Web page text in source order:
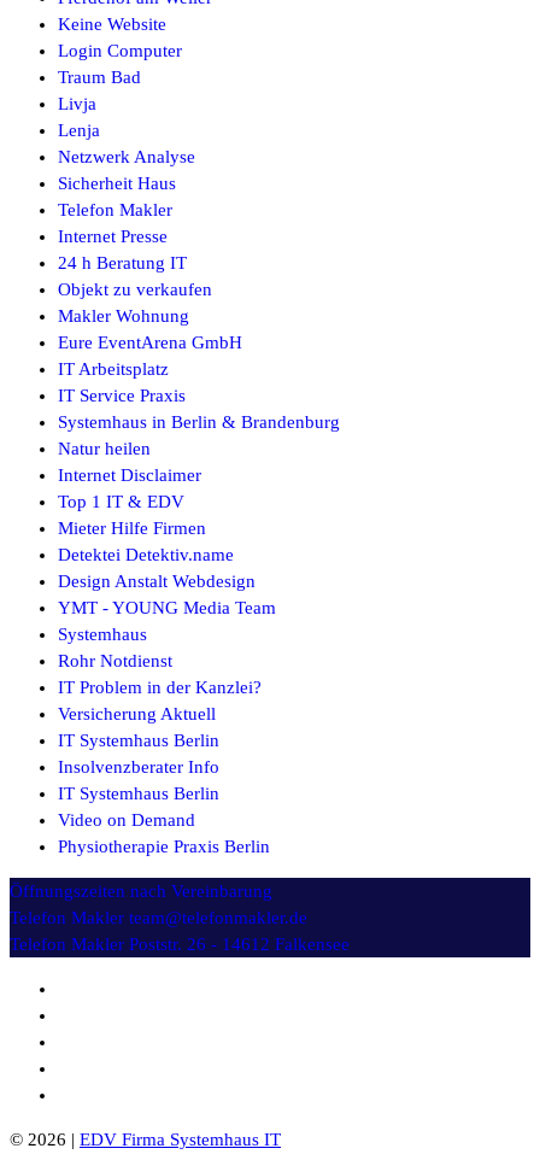
Keine Website
Login Computer
Traum Bad
Livja
Lenja
Netzwerk Analyse
Sicherheit Haus
Telefon Makler
Internet Presse
24 h Beratung IT
Objekt zu verkaufen
Makler Wohnung
Eure EventArena GmbH
IT Arbeitsplatz
IT Service Praxis
Systemhaus in Berlin & Brandenburg
Natur heilen
Internet Disclaimer
Top 1 IT & EDV
Mieter Hilfe Firmen
Detektei Detektiv.name
Design Anstalt Webdesign
YMT - YOUNG Media Team
Systemhaus
Rohr Notdienst
IT Problem in der Kanzlei?
Versicherung Aktuell
IT Systemhaus Berlin
Insolvenzberater Info
IT Systemhaus Berlin
Video on Demand
Physiotherapie Praxis Berlin
Öffnungszeiten nach Vereinbarung
Telefon Makler team@telefonmakler.de
Telefon Makler Poststr. 26 - 14612 Falkensee
© 2026 | EDV Firma Systemhaus IT